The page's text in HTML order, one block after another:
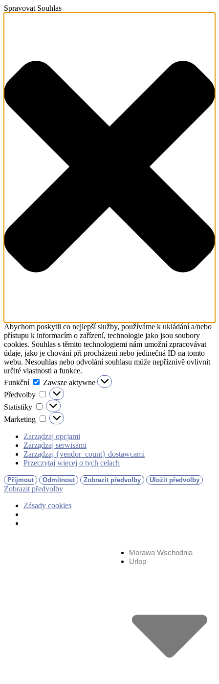
Spravovat Souhlas
Abychom poskytli co nejlepší služby, používáme k ukládání a/nebo
přístupu k informacím o zařízení, technologie jako jsou soubory
cookies. Souhlas s těmito technologiemi nám umožní zpracovávat
údaje, jako je chování při procházení nebo jedinečná ID na tomto
webu. Nesouhlas nebo odvolání souhlasu může nepříznivě ovlivnit
určité vlastnosti a funkce.
Funkční
Zawsze aktywne
Předvolby
Statistiky
Marketing
Zarządzaj opcjami
Zarządzaj serwisami
Zarządzaj {vendor_count} dostawcami
Przeczytaj więcej o tych celach
Přijmout Odmítnout Zobrazit předvolby Uložit předvolby
Zobrazit předvolby
Zásady cookies
Morawa Wschodnia
Urlop